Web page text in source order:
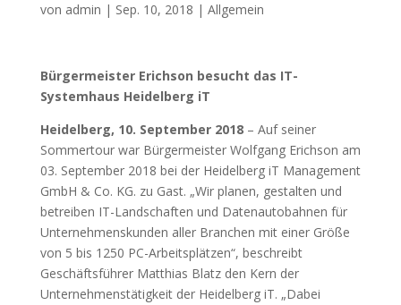
von admin | Sep. 10, 2018 | Allgemein
Bürgermeister Erichson besucht das IT-
Systemhaus Heidelberg iT
Heidelberg, 10. September 2018– Auf seiner
Sommertour war Bürgermeister Wolfgang Erichson am
03. September 2018 bei der Heidelberg iT Management
GmbH & Co. KG. zu Gast. „Wir planen, gestalten und
betreiben IT-Landschaften und Datenautobahnen für
Unternehmenskunden aller Branchen mit einer Größe
von 5 bis 1250 PC-Arbeitsplätzen“, beschreibt
Geschäftsführer Matthias Blatz den Kern der
Unternehmenstätigkeit der Heidelberg iT. „Dabei